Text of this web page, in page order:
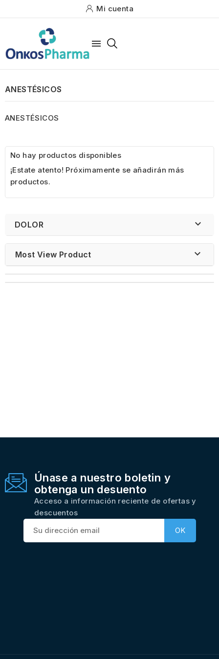
Mi cuenta

ANESTÉSICOS
ANESTÉSICOS
No hay productos disponibles
¡Estate atento! Próximamente se añadirán más
productos.
DOLOR 
Most View Product 
Únase a nuestro boletin y
obtenga un desuento
Acceso a información reciente de ofertas y
descuentos